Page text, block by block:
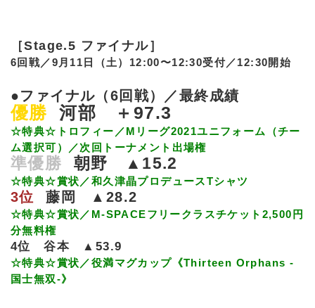
［Stage.5 ファイナル］
6回戦／9月11日（土）12:00〜12:30受付／12:30開始
●ファイナル（6回戦）／最終成績
優勝 河部 ＋97.3
☆特典☆トロフィー／Mリーグ2021ユニフォーム（チー
ム選択可）／次回トーナメント出場権
準優勝 朝野 ▲15.2
☆特典☆賞状／和久津晶プロデュースTシャツ
3位 藤岡 ▲28.2
☆特典☆賞状／M-SPACEフリークラスチケット2,500円
分無料権
4位 谷本 ▲53.9
☆特典☆賞状／役満マグカップ《Thirteen Orphans -
国士無双-》